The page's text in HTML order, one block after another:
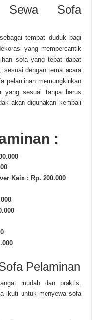
Sewa Sofa
tempat duduk bagi
yang mempercantik
sofa yang tepat dapat
sesuai dengan tema acara
pelaminan memungkinkan
yang sesuai tanpa harus
akan digunakan kembali
:
Kain : Rp. 200.000
Pelaminan
mudah dan praktis.
ikuti untuk menyewa sofa